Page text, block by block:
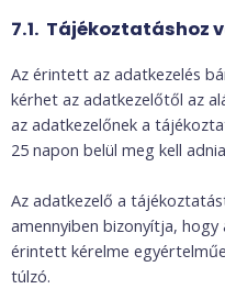
7.1. Tájékoztatáshoz
Az érintett az adatkezelés
kérhet az adatkezelőtől az
az adatkezelőnek a
25 napon belül meg kell
Az adatkezelő a
amennyiben bizonyítja,
érintett kérelme
túlzó.